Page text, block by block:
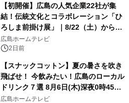
【初開催】広島の人気企業22社が集
結！伝統文化とコラボレーション「ひ
ろしま前掛け展」｜8/22（土）から開
幕！
広島ホームテレビ
2日前
【スナックコットン】夏の暑さを吹き
飛ばせ！ 今飲みたい！広島のローカル
ドリンク７選 8月6日(木)深夜0時45分
放送
広島ホームテレビ